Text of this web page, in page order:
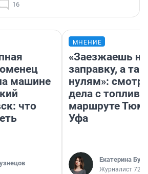
16
машине
что
МНЕНИЕ
«Заезжаешь на
заправку, а
нулям»:
дела с
маршруте
Уфа
Екатерина
Журналист